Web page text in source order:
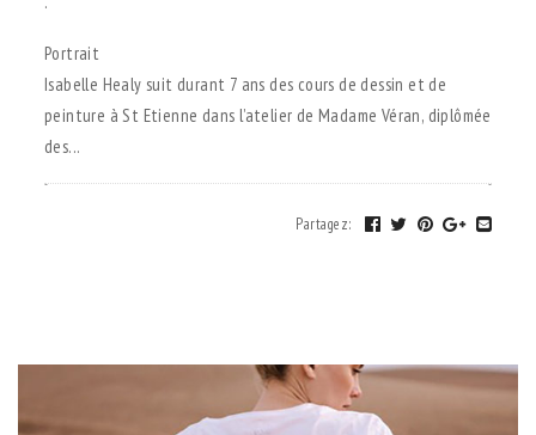
Portrait
Isabelle Healy suit durant 7 ans des cours de dessin et de
peinture à St Etienne dans l’atelier de Madame Véran, diplômée
des...
Partagez: